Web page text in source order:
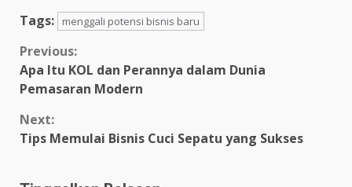
Tags:
menggali potensi bisnis baru
Continue
Reading
Previous:
Apa Itu KOL dan Perannya dalam Dunia
Pemasaran Modern
Next:
Tips Memulai Bisnis Cuci Sepatu yang Sukses